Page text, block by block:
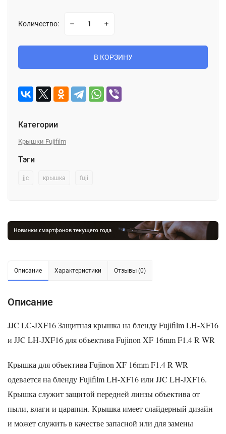
Количество:
В КОРЗИНУ
Категории
Крышки Fujifilm
Тэги
jjc крышка fuji
Описание Характеристики Отзывы (0)
Описание
JJC LC-JXF16Защитная крышка на бленду Fujifilm LH-XF16
и JJC LH-JXF16 для объектива Fujinon XF 16mm F1.4 R WR
Крышка для объектива Fujinon XF 16mm F1.4 R WR
одевается на бленду Fujifilm LH-XF16 или JJC LH-JXF16.
Крышка служит защитой передней линзы объектива от
пыли, влаги и царапин. Крышка имеет слайдерный дизайн
и может служить в качестве запасной или для замены